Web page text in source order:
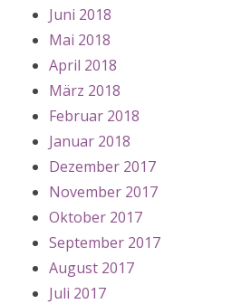
Juni 2018
Mai 2018
April 2018
März 2018
Februar 2018
Januar 2018
Dezember 2017
November 2017
Oktober 2017
September 2017
August 2017
Juli 2017